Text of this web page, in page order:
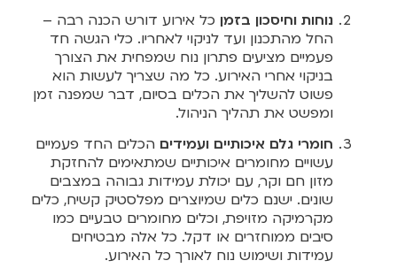
נוחות וחיסכון בזמן כל אירוע דורש הכנה רבה –
החל מהתכנון ועד לניקוי לאחריו. כלי הגשה חד
פעמיים מציעים פתרון נוח שמפחית את הצורך
בניקוי אחרי האירוע. כל מה שצריך לעשות הוא
פשוט להשליך את הכלים בסיום, דבר שמפנה זמן
ומפשט את תהליך הניהול.
חומרי גלם איכותיים ועמידים הכלים החד פעמיים
עשויים מחומרים איכותיים שמתאימים להחזקת
מזון חם וקר, עם יכולת עמידות גבוהה במצבים
שונים. ישנם כלים שמיוצרים מפלסטיק קשיח, כלים
מקרמיקה מזויפת, וכלים מחומרים טבעיים כמו
סיבים ממוחזרים או דקל. כל אלה מבטיחים
עמידות ושימוש נוח לאורך כל האירוע.